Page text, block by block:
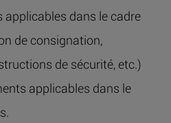
applicables dans le cadre
de consignation,
de sécurité, etc.)
applicables dans le